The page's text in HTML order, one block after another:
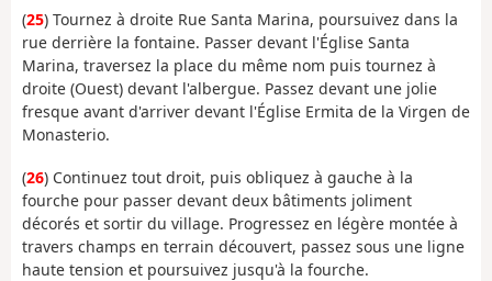
(25) Tournez à droite Rue Santa Marina, poursuivez dans la
rue derrière la fontaine. Passer devant l'Église Santa
Marina, traversez la place du même nom puis tournez à
droite (Ouest) devant l'albergue. Passez devant une jolie
fresque avant d'arriver devant l'Église Ermita de la Virgen de
Monasterio.
(26) Continuez tout droit, puis obliquez à gauche à la
fourche pour passer devant deux bâtiments joliment
décorés et sortir du village. Progressez en légère montée à
travers champs en terrain découvert, passez sous une ligne
haute tension et poursuivez jusqu'à la fourche.